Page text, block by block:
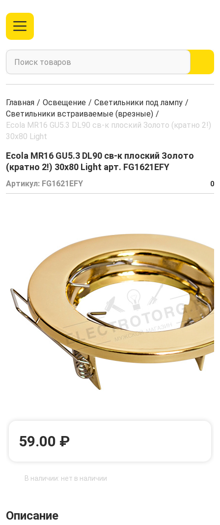
Главная / Освещение / Светильники под лампу /
Светильники встраиваемые (врезные) /
Ecola MR16 GU5.3 DL90 св-к плоский Золото (кратно 2!)
30x80 Light
Ecola MR16 GU5.3 DL90 св-к плоский Золото
(кратно 2!) 30x80 Light арт. FG1621EFY
Артикул: FG1621EFY 0
59.00 ₽
В наличии: нет в наличии
Описание